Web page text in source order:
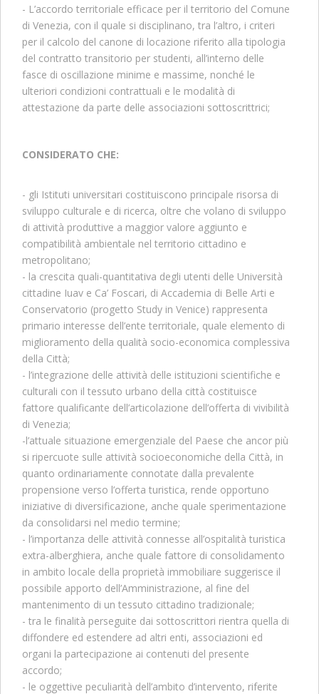
- L’accordo territoriale efficace per il territorio del Comune
di Venezia, con il quale si disciplinano, tra l’altro, i criteri
per il calcolo del canone di locazione riferito alla tipologia
del contratto transitorio per studenti, all’interno delle
fasce di oscillazione minime e massime, nonché le
ulteriori condizioni contrattuali e le modalità di
attestazione da parte delle associazioni sottoscrittrici;
CONSIDERATO CHE:
- gli Istituti universitari costituiscono principale risorsa di
sviluppo culturale e di ricerca, oltre che volano di sviluppo
di attività produttive a maggior valore aggiunto e
compatibilità ambientale nel territorio cittadino e
metropolitano;
- la crescita quali-quantitativa degli utenti delle Università
cittadine Iuav e Ca’ Foscari, di Accademia di Belle Arti e
Conservatorio (progetto Study in Venice) rappresenta
primario interesse dell’ente territoriale, quale elemento di
miglioramento della qualità socio-economica complessiva
della Città;
- l’integrazione delle attività delle istituzioni scientifiche e
culturali con il tessuto urbano della città costituisce
fattore qualificante dell’articolazione dell’offerta di vivibilità
di Venezia;
-l’attuale situazione emergenziale del Paese che ancor più
si ripercuote sulle attività socioeconomiche della Città, in
quanto ordinariamente connotate dalla prevalente
propensione verso l’offerta turistica, rende opportuno
iniziative di diversificazione, anche quale sperimentazione
da consolidarsi nel medio termine;
- l’importanza delle attività connesse all’ospitalità turistica
extra-alberghiera, anche quale fattore di consolidamento
in ambito locale della proprietà immobiliare suggerisce il
possibile apporto dell’Amministrazione, al fine del
mantenimento di un tessuto cittadino tradizionale;
- tra le finalità perseguite dai sottoscrittori rientra quella di
diffondere ed estendere ad altri enti, associazioni ed
organi la partecipazione ai contenuti del presente
accordo;
- le oggettive peculiarità dell’ambito d’intervento, riferite